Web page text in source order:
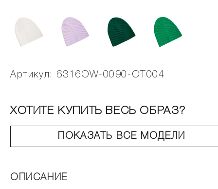
Артикул: 6316OW-0090-OT004
ХОТИТЕ КУПИТЬ ВЕСЬ ОБРАЗ?
ПОКАЗАТЬ ВСЕ МОДЕЛИ
ОПИСАНИЕ